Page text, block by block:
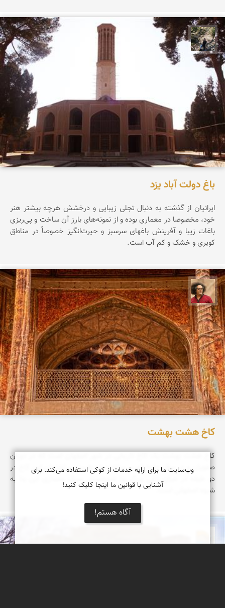
مونا سلطانی
باغ دولت آباد یزد
ایرانیان از گذشته به دنبال تجلی زیبایی و درخشش هرچه بیشتر هنر
خود، مخصوصا در معماری بوده و از نمونه‌های بارز آن ساخت و پی‌ریزی
باغات زیبا و آفرینش باغهای سرسبز و حیرت‌انگیز خصوصاً در مناطق
کویری و خشک و کم آب است.
مصطفی ربیعی بهشتی
کاخ هشت بهشت
کاخ هشت‌ بهشت یک کاخ تاریخی در شهر اصفهان است که در دوران
صفویان و در سال ۱۰۸۰ قمری ساخته شده‌است. ساختمان این کاخ در
دو طبقه در میان باغی بزرگ بنا شده‌است. سبک معماری این بنا به
شیوه اصفهانی است.
وب‌سایت ما برای ارایه خدمات از کوکی استفاده می‌کند. برای
آشنایی با قوانین ما اینجا کلیک کنید!
آگاه هستم!